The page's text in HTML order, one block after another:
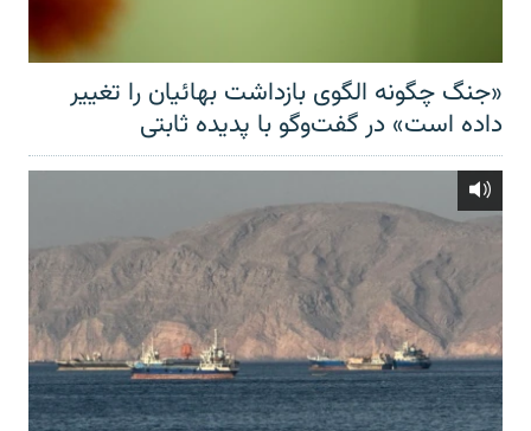
«جنگ چگونه الگوی بازداشت بهائیان را تغییر
داده است» در گفت‌وگو با پدیده ثابتی